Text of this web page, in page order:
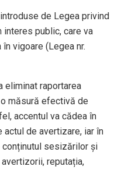
de Legea privind
public, care va
vigoare (Legea nr.
eliminat raportarea
măsură efectivă de
accentul va cădea în
actul de avertizare, iar în
sesizărilor și
reputația,